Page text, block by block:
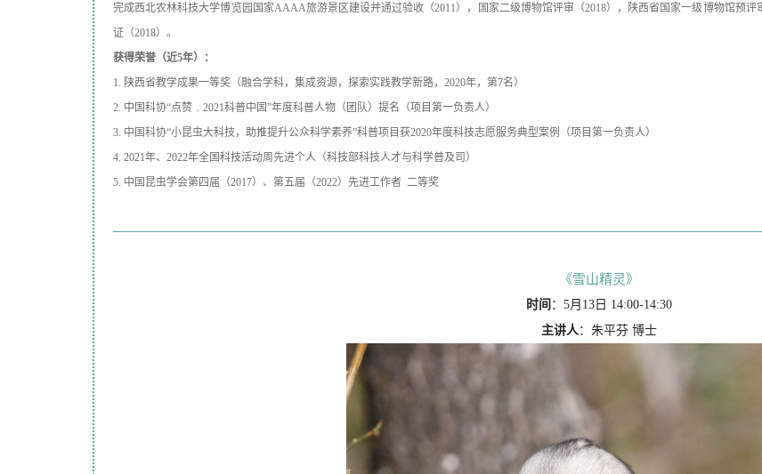
完成西北农林科技大学博览园国家AAAA旅游景区建设并通过验收（2011），国家二级博物馆评审（2018），陕西省国家一级博物馆预评
证（2018）。
获得荣誉（近5年）：
1. 陕西省教学成果一等奖（融合学科，集成资源，探索实践教学新路，2020年，第7名）
2. 中国科协“点赞﹒2021科普中国”年度科普人物（团队）提名（项目第一负责人）
3. 中国科协“小昆虫大科技，助推提升公众科学素养”科普项目获2020年度科技志愿服务典型案例（项目第一负责人）
4. 2021年、2022年全国科技活动周先进个人（科技部科技人才与科学普及司）
5. 中国昆虫学会第四届（2017）、第五届（2022）先进工作者 二等奖
《雪山精灵》
时间 ：5月13日 14:00-14:30
主讲人 ：朱平芬 博士